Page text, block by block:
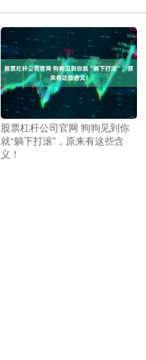
股票杠杆公司官网 狗狗见到你
就“躺下打滚”，原来有这些含
义！